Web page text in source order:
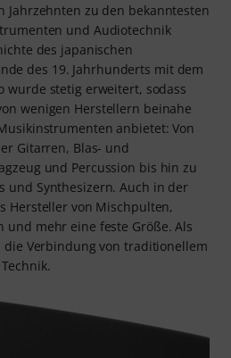
Jahrzehnten zu den bekanntesten
und Audiotechnik
des japanischen
des 19. Jahrhunderts mit dem
wurde stetig erweitert, sodass
wenigen Herstellern beinahe
anbietet: Von
Gitarren, Blas- und
und Percussion bis hin zu
und Synthesizern. Auch in der
Hersteller von Mischpulten,
und mehr eine feste Größe. Als
die Verbindung von traditionellem